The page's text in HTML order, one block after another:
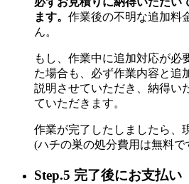
ます。 作業後の不明な追加料
ん。
もし、作業中に追加対応が必
た場合も、必ず作業内容と追
説明させていただき、納得い
ていただきます。
作業が完了したしましたら、
(ハチの巣の処分費用は無料で
Step.5 完了後にお支払い